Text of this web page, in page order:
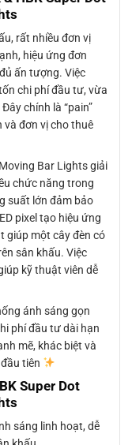
rất nhiều đơn vị
hiệu ứng đơn
ấn tượng. Việc
chi phí đầu tư, vừa
chính là “pain”
và đơn vị cho thuê
Bar Lights giải
chức năng trong
suất lớn đảm bảo
pixel tạo hiệu ứng
giúp một cây đèn có
sân khấu. Việc
kỹ thuật viên dễ
ánh sáng gọn
phí đầu tư dài hạn
mẽ, khác biệt và
tiên
Super Dot
sáng linh hoạt, dễ